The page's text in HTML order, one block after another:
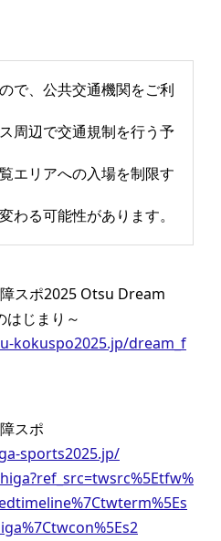
で、公共交通機関をご利
周辺で交通規制を行う予
エリアへの入場を制限す
わる可能性があります。
スポ2025 Otsu Dream
はじまり～
kokuspo2025.jp/dream_f
スポ
sports2025.jp/